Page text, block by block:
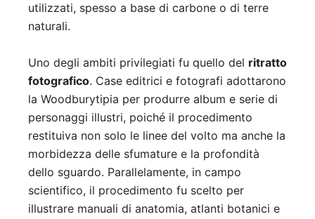
utilizzati, spesso a base di carbone o di terre
naturali.
Uno degli ambiti privilegiati fu quello del ritratto
fotografico. Case editrici e fotografi adottarono
la Woodburytipia per produrre album e serie di
personaggi illustri, poiché il procedimento
restituiva non solo le linee del volto ma anche la
morbidezza delle sfumature e la profondità
dello sguardo. Parallelamente, in campo
scientifico, il procedimento fu scelto per
illustrare manuali di anatomia, atlanti botanici e